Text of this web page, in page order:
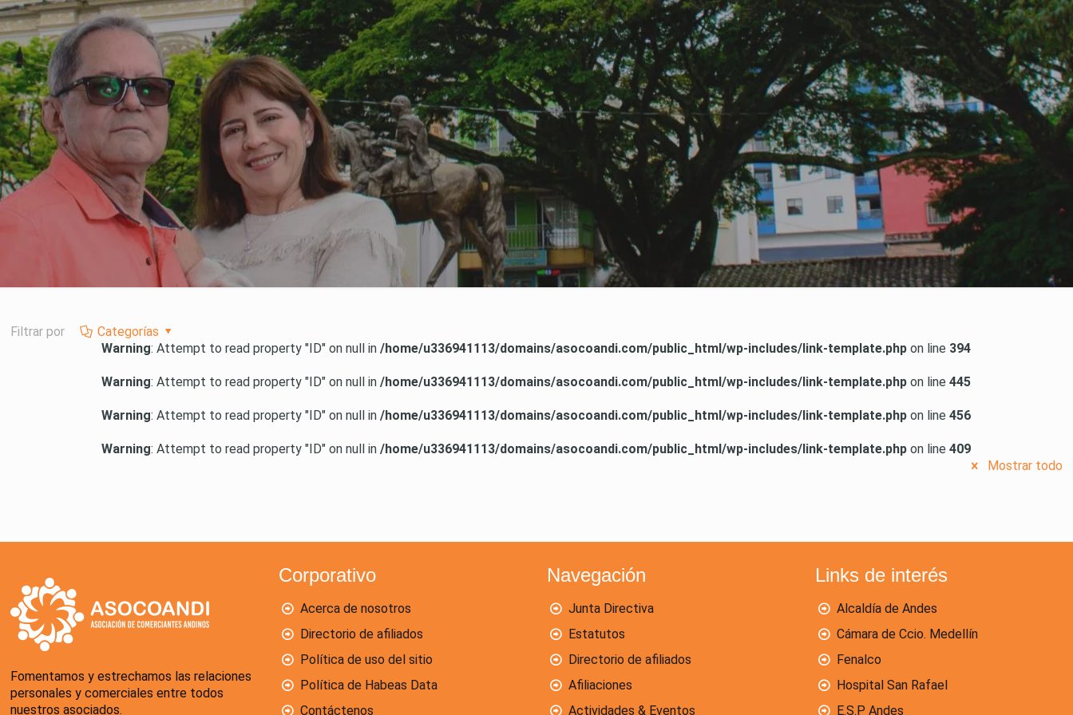
Filtrar por
Categorías
Warning: Attempt to read property "ID" on null in/home/u336941113/domains/asocoandi.com/public_html/wp-includes/link-template.php on line 394
Warning: Attempt to read property "ID" on null in/home/u336941113/domains/asocoandi.com/public_html/wp-includes/link-template.php on line445
Warning: Attempt to read property "ID" on null in/home/u336941113/domains/asocoandi.com/public_html/wp-includes/link-template.php on line456
Warning: Attempt to read property "ID" on null in/home/u336941113/domains/asocoandi.com/public_html/wp-includes/link-template.php on line409
Mostrar todo
Fomentamos y estrechamos las relaciones
personales y comerciales entre todos
nuestros asociados.
Corporativo
Acerca de nosotros
Directorio de afiliados
Política de uso del sitio
Política de Habeas Data
Contáctenos
Navegación
Junta Directiva
Estatutos
Directorio de afiliados
Afiliaciones
Actividades & Eventos
Links de interés
Alcaldía de Andes
Cámara de Ccio. Medellín
Fenalco
Hospital San Rafael
E.S.P Andes